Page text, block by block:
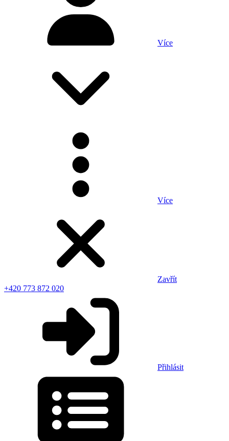
Více
Více
Zavřít
+420 773 872 020
Přihlásit